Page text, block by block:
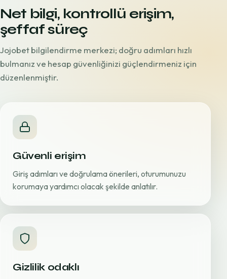
Net bilgi, kontrollü erişim,
şeffaf süreç
Jojobet bilgilendirme merkezi; doğru adımları hızlı
bulmanız ve hesap güvenliğinizi güçlendirmeniz için
düzenlenmiştir.
Güvenli erişim
Giriş adımları ve doğrulama önerileri, oturumunuzu
korumaya yardımcı olacak şekilde anlatılır.
Gizlilik odaklı